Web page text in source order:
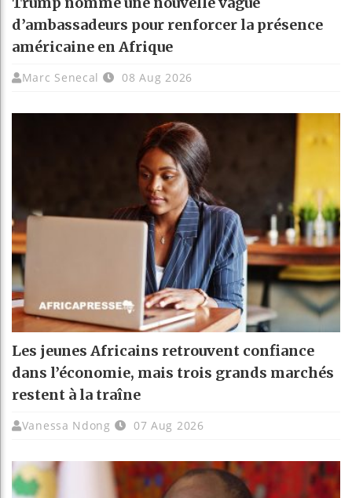
d’ambassadeurs pour renforcer la présence
américaine en Afrique
Marc Senecal 08 Aug 2026
Les jeunes Africains retrouvent confiance
dans l’économie, mais trois grands marchés
restent à la traîne
Vanessa Ndong 07 Aug 2026